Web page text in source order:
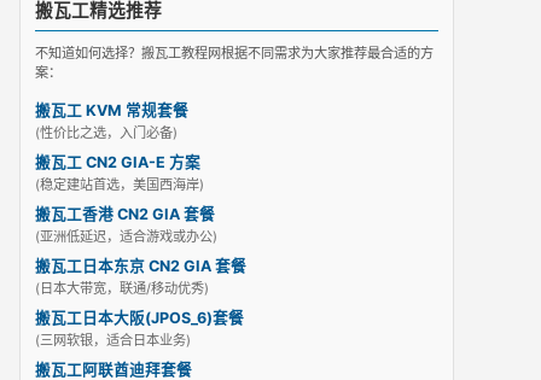
搬瓦工精选推荐
不知道如何选择？搬瓦工教程网根据不同需求为大家推荐最合适的方
案：
搬瓦工 KVM 常规套餐
(性价比之选，入门必备)
搬瓦工 CN2 GIA-E 方案
(稳定建站首选，美国西海岸)
搬瓦工香港 CN2 GIA 套餐
(亚洲低延迟，适合游戏或办公)
搬瓦工日本东京 CN2 GIA 套餐
(日本大带宽，联通/移动优秀)
搬瓦工日本大阪(JPOS_6)套餐
(三网软银，适合日本业务)
搬瓦工阿联酋迪拜套餐